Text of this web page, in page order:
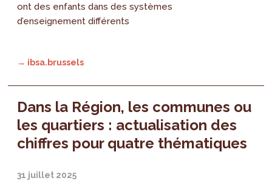
ont des enfants dans des systèmes
d’enseignement différents
→ ibsa.brussels
Dans la Région, les communes ou
les quartiers : actualisation des
chiffres pour quatre thématiques
31 juillet 2025